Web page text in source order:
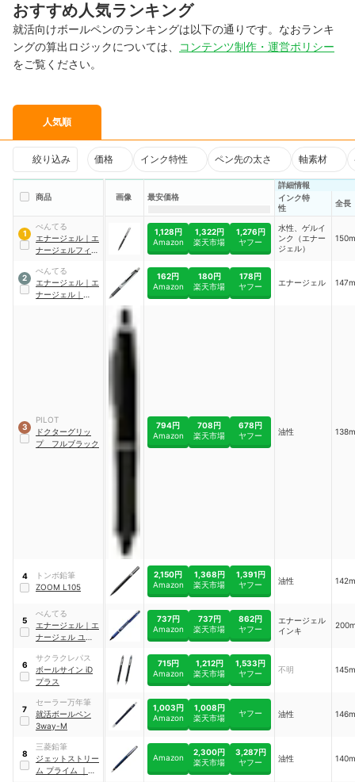
おすすめ人気ランキング
就活向けボールペンのランキングは以下の通りです。なおランキ
ングの算出ロジックについては、
コンテンツ制作・運営ポリシー
をご覧ください。
人気順
絞り込み 価格 インク特性 ペン先の太さ 軸素材
商品 画像 最安価格
詳細情報
インク特
性
全長
1
ぺんてる
エナージェル ｜ エ
ナージェルフィロ
BLN2005A
1,128円
Amazon
1,322円
楽天市場
1,276円
ヤフー
水性、ゲルイ
ンク（エナー
ジェル）
2
ぺんてる
エナージェル ｜ エ
ナージェル ｜
162円
Amazon
180円
楽天市場
178円
ヤフー
エナージェル
3
PILOT
ドクターグリッ
プ フルブラック
794円
Amazon
708円
楽天市場
678円
ヤフー
油性
4
トンボ鉛筆
ZOOM L105
2,150円
Amazon
1,368円
楽天市場
1,391円
ヤフー
油性
5
ぺんてる
エナージェル ｜ エ
ナージェル ユーロ
737円
Amazon
737円
楽天市場
862円
ヤフー
エナージェル
インキ
6
サクラクレパス
ボールサイン iD
プラス
715円
Amazon
1,212円
楽天市場
1,533円
ヤフー
不明
7
セーラー万年筆
就活ボールペン
3way-M
1,003円
Amazon
1,008円
楽天市場
ヤフー 油性
8
三菱鉛筆
ジェットストリー
ム プライム
｜
Amazon
2,300円
楽天市場
3,287円
ヤフー
油性